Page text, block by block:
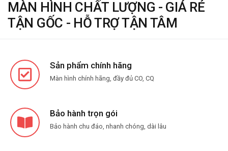
MÀN HÌNH CHẤT LƯỢNG - GIÁ RẺ
TẬN GỐC - HỖ TRỢ TẬN TÂM
Sản phẩm chính hãng
Màn hình chính hãng, đầy đủ CO, CQ
Bảo hành trọn gói
Bảo hành chu đáo, nhanh chóng, dài lâu